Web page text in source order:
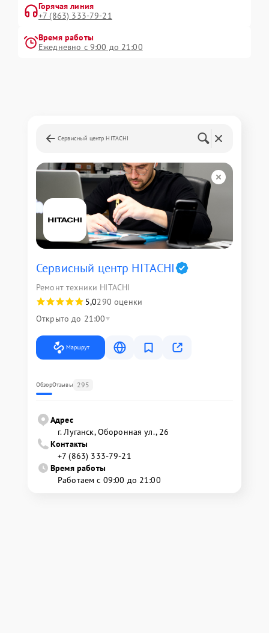
Горячая линия
+7 (863) 333-79-21
Время работы
Ежедневно с 9:00 до 21:00
Сервисный центр HITACHI
Сервисный центр HITACHI
Ремонт техники HITACHI
5,0290 оценки
Открыто до 21:00
Маршрут
ОбзорОтзывы 295
Адрес
г. Луганск, Оборонная ул., 26
Контакты
+7 (863) 333-79-21
Время работы
Работаем с 09:00 до 21:00